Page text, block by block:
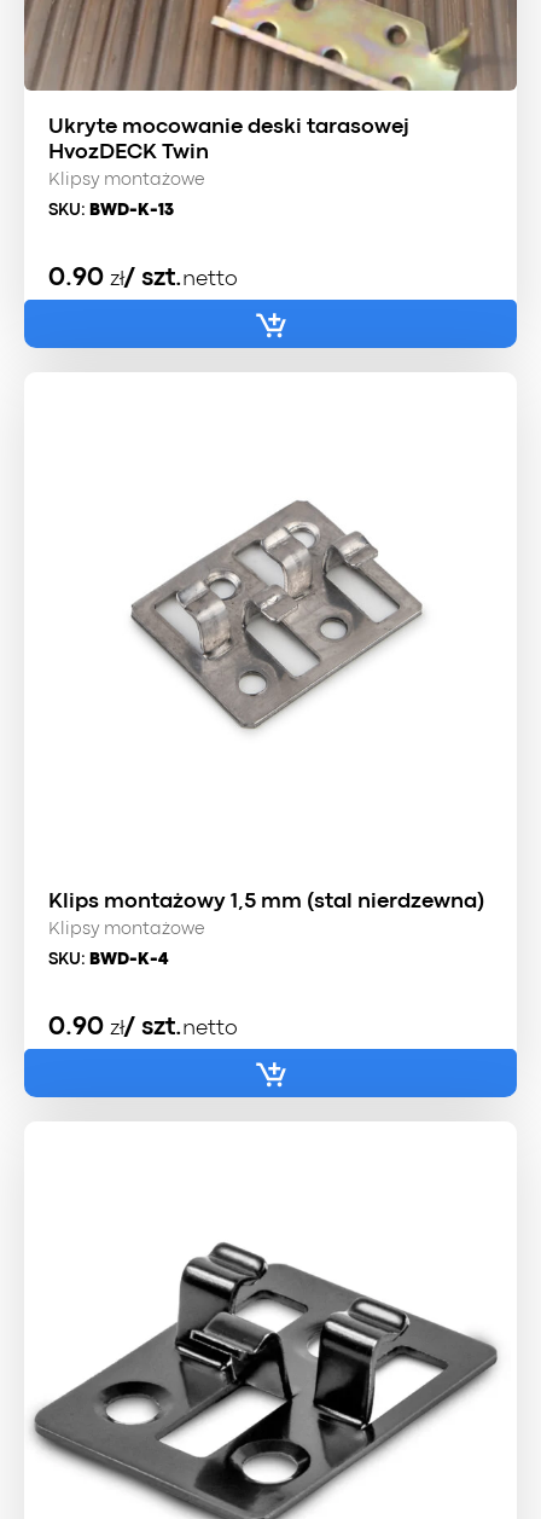
Ukryte mocowanie deski tarasowej
HvozDECK Twin
Klipsy montażowe
SKU: BWD-K-13
0.90 zł/ szt.netto
Klips montażowy 1,5 mm (stal nierdzewna)
Klipsy montażowe
SKU: BWD-K-4
0.90 zł/ szt.netto